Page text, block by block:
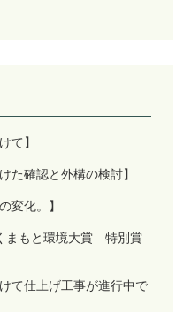
て】
た確認と外構の検討】
変化。】
まもと環境大賞 特別賞
て仕上げ工事が進行中で